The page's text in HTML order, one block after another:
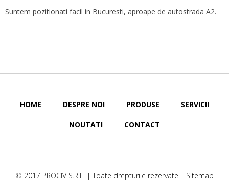
Suntem pozitionati facil in Bucuresti, aproape de autostrada A2.
HOME DESPRE NOI PRODUSE SERVICII
NOUTATI CONTACT
© 2017 PROCIV S.R.L. | Toate drepturile rezervate | Sitemap